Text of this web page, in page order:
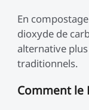
En
dioxyde de
alternative
traditionnels.
Comment le